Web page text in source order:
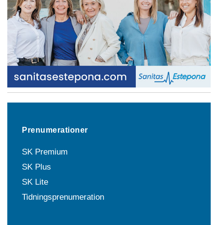
Prenumerationer
SK Premium
SK Plus
SK Lite
Tidningsprenumeration